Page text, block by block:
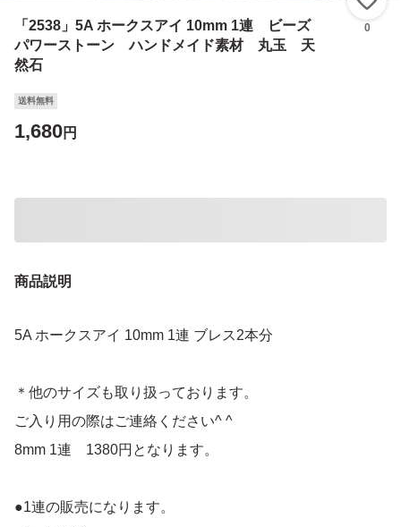
「2538」5A ホークスアイ 10mm 1連 ビーズ
パワーストーン ハンドメイド素材 丸玉 天
然石
0
送料無料
1,680円
商品説明
5A ホークスアイ 10mm 1連 ブレス2本分
＊他のサイズも取り扱っております。
ご入り用の際はご連絡ください^ ^
8mm 1連 1380円となります。
●1連の販売になります。